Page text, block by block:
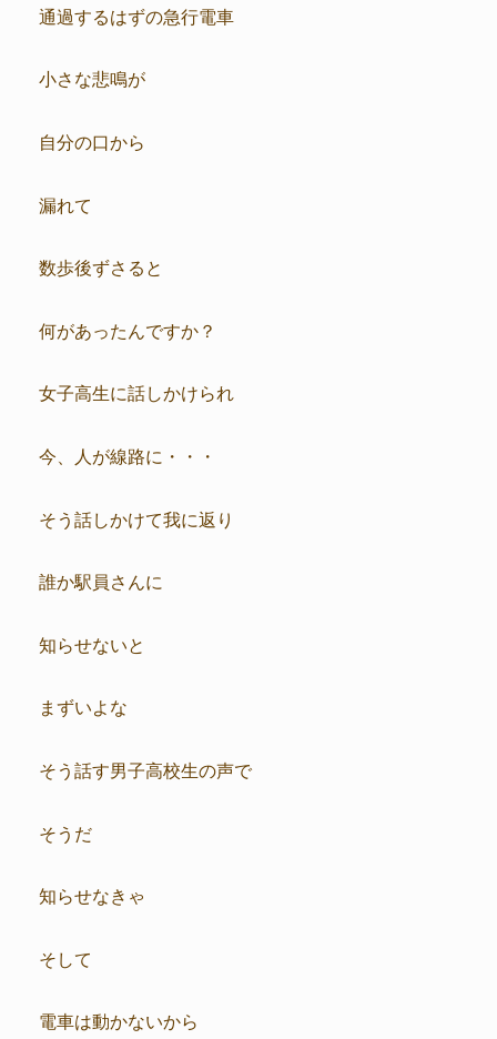
通過するはずの急行電車
小さな悲鳴が
自分の口から
漏れて
数歩後ずさると
何があったんですか？
女子高生に話しかけられ
今、人が線路に・・・
そう話しかけて我に返り
誰か駅員さんに
知らせないと
まずいよな
そう話す男子高校生の声で
そうだ
知らせなきゃ
そして
電車は動かないから